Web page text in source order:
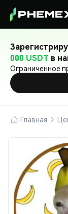
000 USDT в
Ограниченное
Главная